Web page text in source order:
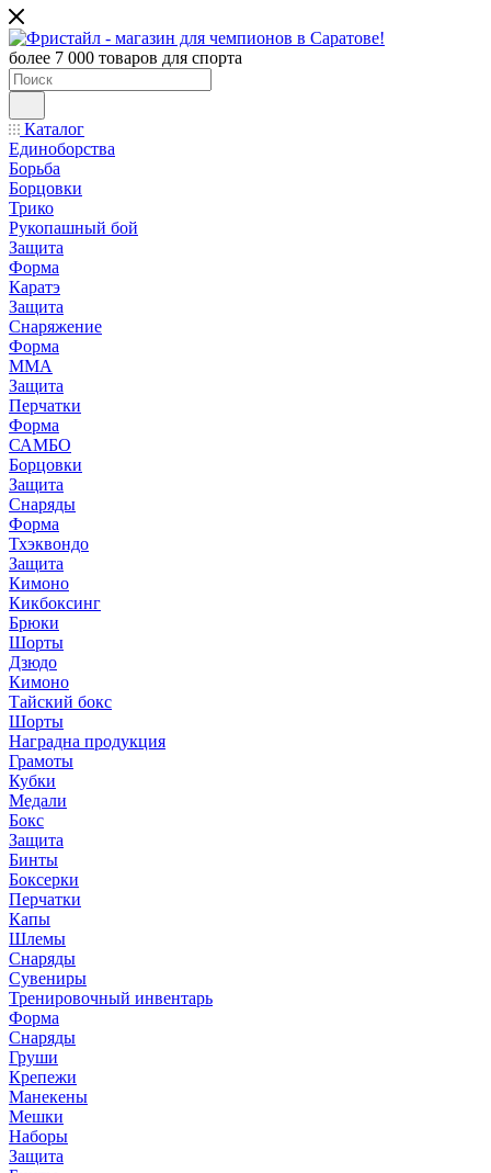
более 7 000 товаров для спорта
Каталог
Единоборства
Борьба
Борцовки
Трико
Рукопашный бой
Защита
Форма
Каратэ
Защита
Снаряжение
Форма
ММА
Защита
Перчатки
Форма
САМБО
Борцовки
Защита
Снаряды
Форма
Тхэквондо
Защита
Кимоно
Кикбоксинг
Брюки
Шорты
Дзюдо
Кимоно
Тайский бокс
Шорты
Наградна продукция
Грамоты
Кубки
Медали
Бокс
Защита
Бинты
Боксерки
Перчатки
Капы
Шлемы
Снаряды
Сувениры
Тренировочный инвентарь
Форма
Снаряды
Груши
Крепежи
Манекены
Мешки
Наборы
Защита